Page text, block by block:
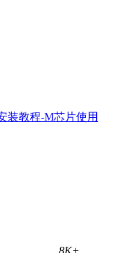
装教程-M芯片使用
8K+